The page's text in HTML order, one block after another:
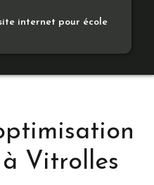
internet pour école
Vitrolles